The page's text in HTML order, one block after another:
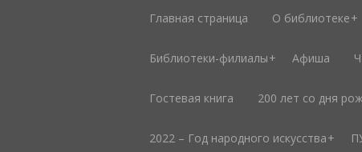
Главная страница О библиотеке
Библиотеки-филиалы Афиша
Гостевая книга 200 лет со дня
2022 – Год народного искусства